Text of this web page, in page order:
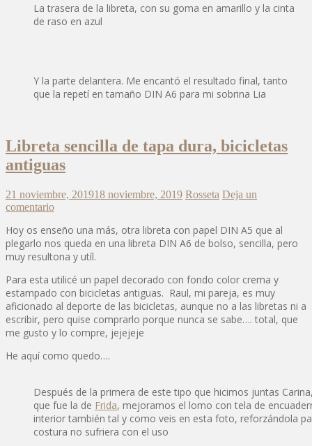
La trasera de la libreta, con su goma en amarillo y la cinta
de raso en azul
Y la parte delantera. Me encantó el resultado final, tanto
que la repetí en tamaño DIN A6 para mi sobrina Lia
Libreta sencilla de tapa dura, bicicletas
antiguas
21 noviembre, 201918 noviembre, 2019 Rosseta Deja un
comentario
Hoy os enseño una más, otra libreta con papel DIN A5 que al
plegarlo nos queda en una libreta DIN A6 de bolso, sencilla, pero
muy resultona y utíl.
Para esta utilicé un papel decorado con fondo color crema y
estampado con bicicletas antiguas. Raul, mi pareja, es muy
aficionado al deporte de las bicicletas, aunque no a las libretas ni a
escribir, pero quise comprarlo porque nunca se sabe…. total, que
me gusto y lo compre, jejejeje
He aquí como quedo….
Después de la primera de este tipo que hicimos juntas
que fue la de Frida, mejoramos el lomo con tela de
interior también tal y como veis en esta foto, reforzándola
costura no sufriera con el uso